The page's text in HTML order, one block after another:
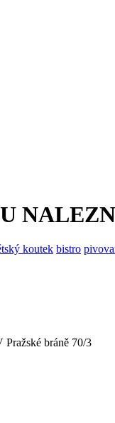
koutek bistro
Pražské bráně 70/3